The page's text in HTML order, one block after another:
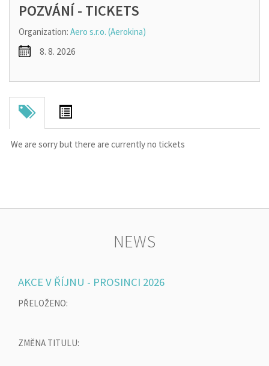
POZVÁNÍ - TICKETS
Organization: Aero s.r.o. (Aerokina)
8. 8. 2026
We are sorry but there are currently no tickets
NEWS
AKCE V ŘÍJNU - PROSINCI 2026
PŘELOŽENO:
ZMĚNA TITULU: